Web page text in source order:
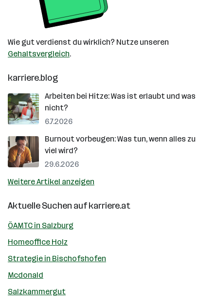
Wie gut verdienst du wirklich? Nutze unseren
Gehaltsvergleich.
karriere.blog
Arbeiten bei Hitze: Was ist erlaubt und was
nicht?
6.7.2026
Burnout vorbeugen: Was tun, wenn alles zu
viel wird?
29.6.2026
Weitere Artikel anzeigen
Aktuelle Suchen aufkarriere.at
ÖAMTC in Salzburg
Homeoffice Holz
Strategie in Bischofshofen
Mcdonald
Salzkammergut